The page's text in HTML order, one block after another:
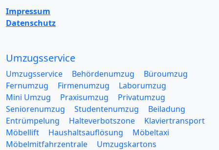
Impressum
Datenschutz
Umzugsservice
Umzugsservice Behördenumzug
Büroumzug
Fernumzug
Firmenumzug
Laborumzug
Mini Umzug
Praxisumzug
Privatumzug
Seniorenumzug
Studentenumzug
Beiladung
Entrümpelung
Halteverbotszone
Klaviertransport
Möbellift
Haushaltsauflösung
Möbeltaxi
Möbelmitfahrzentrale
Umzugskartons